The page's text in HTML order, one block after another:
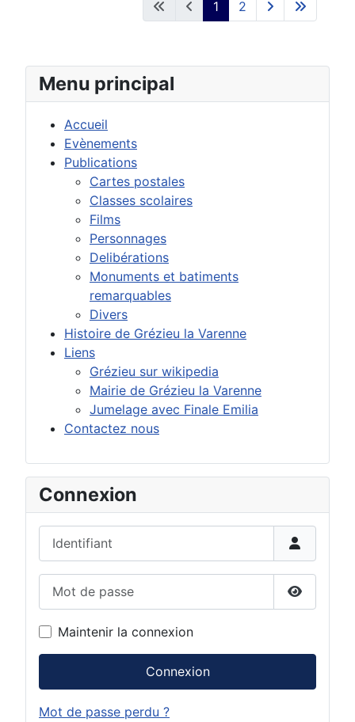
Menu principal
Accueil
Evènements
Publications
Cartes postales
Classes scolaires
Films
Personnages
Delibérations
Monuments et batiments
remarquables
Divers
Histoire de Grézieu la Varenne
Liens
Grézieu sur wikipedia
Mairie de Grézieu la Varenne
Jumelage avec Finale Emilia
Contactez nous
Connexion
Afficher
Maintenir la connexion
Connexion
Mot de passe perdu ?
1 2